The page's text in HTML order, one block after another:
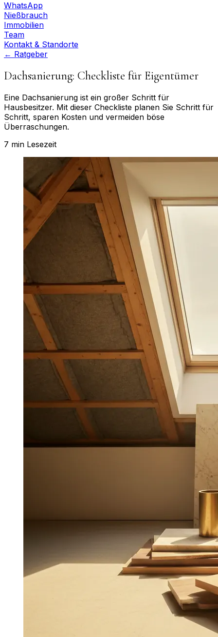
WhatsApp
Nießbrauch
Immobilien
Team
Kontakt & Standorte
← Ratgeber
Dachsanierung: Checkliste für Eigentümer
Eine Dachsanierung ist ein großer Schritt für
Hausbesitzer. Mit dieser Checkliste planen Sie Schritt für
Schritt, sparen Kosten und vermeiden böse
Überraschungen.
7 min Lesezeit